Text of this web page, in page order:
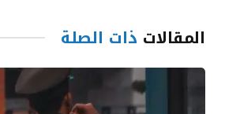
المقالات ذات الصلة